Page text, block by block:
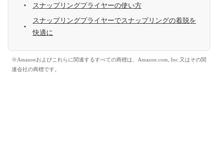
スナップリングプライヤーの使い方
スナップリングプライヤーでスナップリングの着脱を
快適に
※Amazonおよびこれらに関連するすべての商標は、Amazon.com, Inc.又はその関
連会社の商標です。